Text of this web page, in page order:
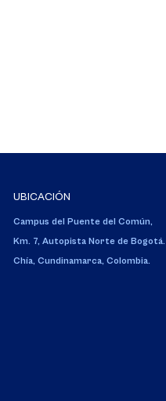
UBICACIÓN
Campus del Puente del Común,
Km. 7, Autopista Norte de Bogotá.
Chía, Cundinamarca, Colombia.